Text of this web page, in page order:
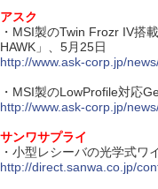
アスク
・MSI製のTwin Frozr IV搭
HAWK」、5月25日
http://www.ask-corp.jp/
・MSI製のLowProfile対応
http://www.ask-corp.jp/
サンワサプライ
・小型レシーバの光学式ワ
http://direct.sanwa.co.jp/